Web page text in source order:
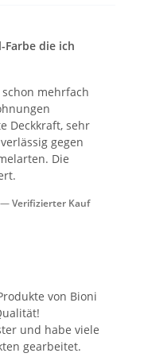
Farbe die ich
mehrfach
Deckkraft, sehr
gegen
Die
Verifizierter Kauf
von Bioni
und habe viele
gearbeitet.